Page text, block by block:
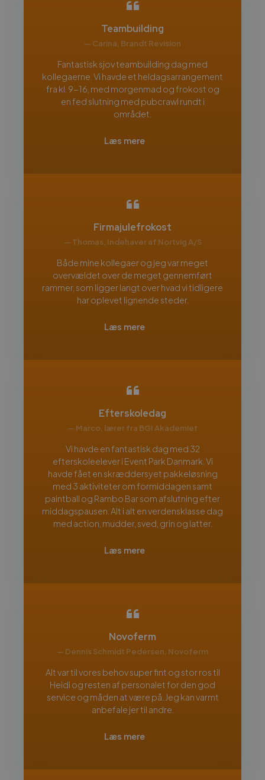
Teambuilding
— Carina, Brandt Revision
Fantastisk sjov teambuilding dag med
kollegaerne. Vi havde et heldagsarrangement
fra kl. 9-16, med morgenmad og frokost og
en fed slutning med pubcrawl rundt i
området.
Læs mere
Firmajulefrokost
— Thomas, Indehaver af Nortvig A/S
Både mine kollegaer og jeg var meget
overvældet over de meget gennemført
rammer, som ligger langt over hvad vi tidligere
har oplevet lignende steder.
Læs mere
Efterskoledag
— Marco, lærer fra BGI Akademiet
Vi havde en fantastisk dag med 32
efterskoleelever i Event Park Danmark. Vi
havde fået en skræddersyet pakkeløsning
med 3 aktiviteter om formiddagen samt
paintball og Rambo Bar som afslutning efter
middagspausen. Alt i alt en verdensklasse dag
med action, mudder, sved, grin og latter.
Læs mere
Novoferm
— Dennis Schmidt Pedersen, Novoferm
Alt var til vores behov super fint og stor ros til
Heidi og resten af personalet for den god
service og måden at være på. Jeg kan varmt
anbefale jer til andre.
Læs mere